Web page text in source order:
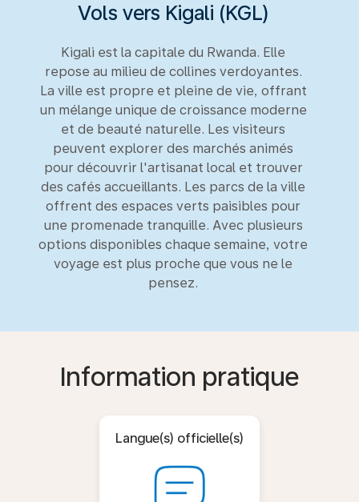
Vols vers Kigali (KGL)
Kigali est la capitale du Rwanda. Elle
repose au milieu de collines verdoyantes.
La ville est propre et pleine de vie, offrant
un mélange unique de croissance moderne
et de beauté naturelle. Les visiteurs
peuvent explorer des marchés animés
pour découvrir l'artisanat local et trouver
des cafés accueillants. Les parcs de la ville
offrent des espaces verts paisibles pour
une promenade tranquille. Avec plusieurs
options disponibles chaque semaine, votre
voyage est plus proche que vous ne le
pensez.
Information pratique
Langue(s) officielle(s)